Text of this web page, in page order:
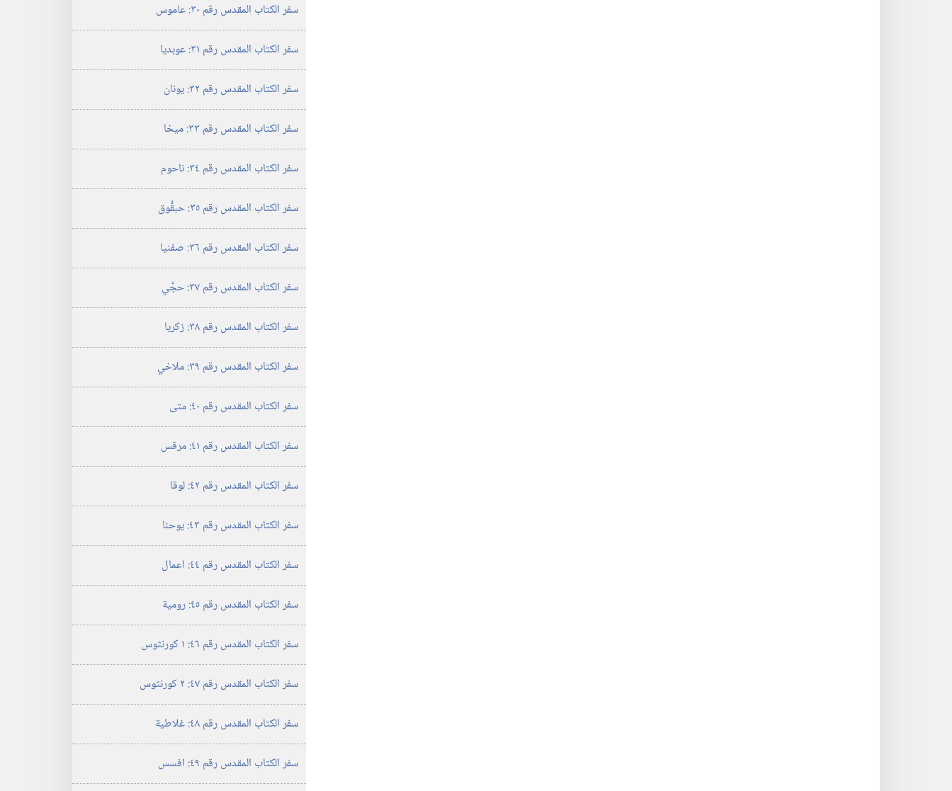
سفر الكتاب المقدس رقم ٣٠:‏ عاموس
سفر الكتاب المقدس رقم ٣١:‏ عوبديا
سفر الكتاب المقدس رقم ٣٢:‏ يونان
سفر الكتاب المقدس رقم ٣٣:‏ ميخا
سفر الكتاب المقدس رقم ٣٤:‏ ناحوم
سفر الكتاب المقدس رقم ٣٥:‏ حبقُّوق
سفر الكتاب المقدس رقم ٣٦:‏ صفنيا
سفر الكتاب المقدس رقم ٣٧:‏ حجَّي
سفر الكتاب المقدس رقم ٣٨:‏ زكريا
سفر الكتاب المقدس رقم ٣٩:‏ ملاخي
سفر الكتاب المقدس رقم ٤٠:‏ متى
سفر الكتاب المقدس رقم ٤١:‏ مرقس
سفر الكتاب المقدس رقم ٤٢:‏ لوقا
سفر الكتاب المقدس رقم ٤٣:‏ يوحنا
سفر الكتاب المقدس رقم ٤٤:‏ اعمال
سفر الكتاب المقدس رقم ٤٥:‏ رومية
سفر الكتاب المقدس رقم ٤٦:‏ ١ كورنثوس
سفر الكتاب المقدس رقم ٤٧:‏ ٢ كورنثوس
سفر الكتاب المقدس رقم ٤٨:‏ غلاطية
سفر الكتاب المقدس رقم ٤٩:‏ افسس